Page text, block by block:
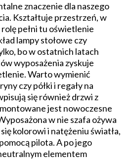
znaczenie dla naszego
Kształtuje przestrzeń, w
pełni tu oświetlenie
lampy stołowe czy
bo w ostatnich latach
wyposażenia zyskuje
Warto wymienić
czy półki i regały na
się również drzwi z
jest nowoczesne
w nie szafa ożywa
kolorowi i natężeniu światła,
pilota. A po jego
elementem